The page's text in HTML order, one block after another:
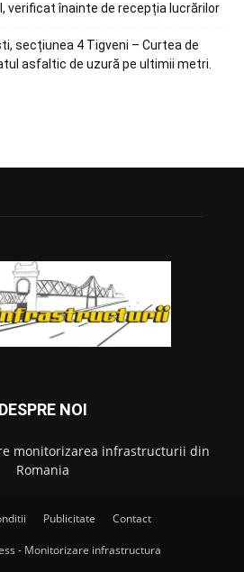
verificat înainte de recepția lucrărilor
secțiunea 4 Tigveni – Curtea de
asfaltic de uzură pe ultimii metri.
DESPRE NOI
monitorizarea infrastructurii din
Romania
Publicitate Contact
- Monitorizare infrastructura